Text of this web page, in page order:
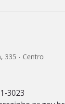
335 - Centro
3023